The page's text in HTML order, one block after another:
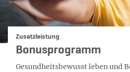
Kategorie:
Zusatzleistung
Bonusprogramm
Gesundheitsbewusst leben und